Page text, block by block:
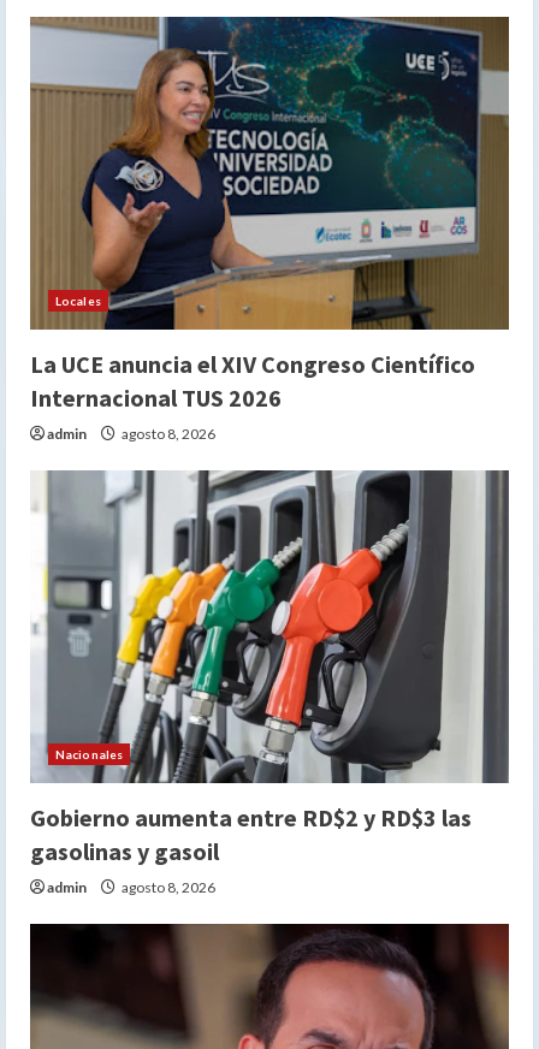
Locales
La UCE anuncia el XIV Congreso Científico
Internacional TUS 2026
admin agosto 8, 2026
Nacionales
Gobierno aumenta entre RD$2 y RD$3 las
gasolinas y gasoil
admin agosto 8, 2026